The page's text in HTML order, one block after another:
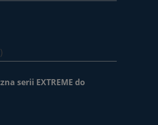
serii EXTREME do